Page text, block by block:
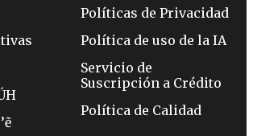
Políticas de Privacidad
Política de uso de la IA
Servicio de
Suscripción a Crédito
Política de Calidad